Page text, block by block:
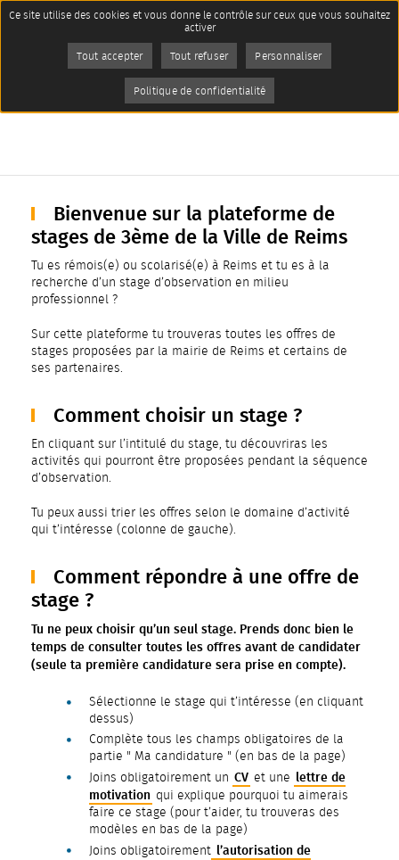
Imprimer
Stages 3ème
Bienvenue sur la plateforme de
stages de 3ème de la Ville de Reims
Tu es rémois(e) ou scolarisé(e) à Reims et tu es à la
recherche d’un stage d’observation en milieu
professionnel ?
Sur cette plateforme tu trouveras toutes les offres de
stages proposées par la mairie de Reims et certains de
ses partenaires.
Comment choisir un stage ?
En cliquant sur l’intitulé du stage, tu découvriras les
activités qui pourront être proposées pendant la séquence
d’observation.
Tu peux aussi trier les offres selon le domaine d’activité
qui t’intéresse (colonne de gauche).
Comment répondre à une offre de
stage ?
Tu ne peux choisir qu’un seul stage. Prends donc bien le
temps de consulter toutes les offres avant de candidater
(seule ta première candidature sera prise en compte).
Sélectionne le stage qui t’intéresse (en cliquant
dessus)
Complète tous les champs obligatoires de la
partie " Ma candidature " (en bas de la page)
Joins obligatoirement un CV et une lettre de
motivation qui explique pourquoi tu aimerais
faire ce stage (pour t’aider, tu trouveras des
modèles en bas de la page)
Joins obligatoirement l’autorisation de
Panneau de gestion des cookies
Ce site utilise des cookies et vous donne le contrôle sur ceux que vous souhaitez
activer
Tout accepter Tout refuser Personnaliser
Politique de confidentialité